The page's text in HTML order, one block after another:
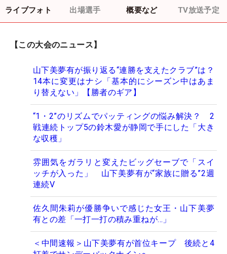
ライブフォト 出場選手 概要など TV放送予定
【この大会のニュース】
山下美夢有が振り返る“連勝を支えたクラブ”は？
14本に変更はナシ「基本的にシーズン中はあま
り替えない」【勝者のギア】
“1・2”のリズムでパッティングの悩み解決？ 2
戦連続トップ5の鈴木愛が静岡で手にした「大き
な収穫」
雰囲気をガラリと変えたビッグセーブで「スイ
ッチが入った」 山下美夢有が“家族に贈る”2週
連続V
佐久間朱莉が優勝争いで感じた女王・山下美夢
有との差「一打一打の積み重ねが…」
＜中間速報＞山下美夢有が首位キープ 後続と4